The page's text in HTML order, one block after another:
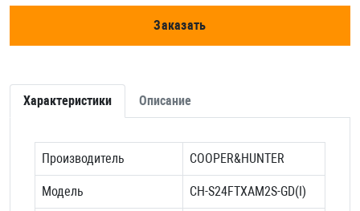
Заказать
Характеристики Описание
Производитель COOPER&HUNTER
Модель CH-S24FTXAM2S-GD(I)